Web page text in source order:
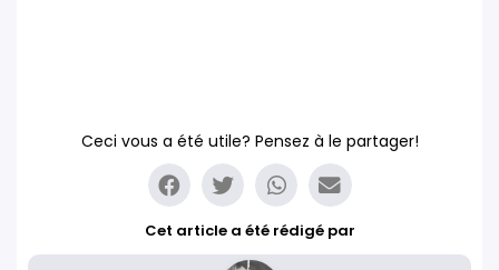
Ceci vous a été utile? Pensez à le partager!
Cet article a été rédigé par